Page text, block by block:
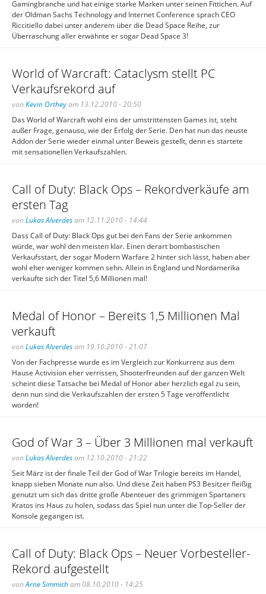
Gamingbranche und hat einige starke Marken unter seinen Fittichen. Auf
der Oldman Sachs Technology and Internet Conference sprach CEO
Riccitiello dabei unter anderem über die Dead Space Reihe, zur
Überraschung aller erwähnte er sogar Dead Space 3!
World of Warcraft: Cataclysm stellt PC
Verkaufsrekord auf
von Kevin Ortheyam 13.12.2010 - 20:50
Das World of Warcraft wohl eins der umstrittensten Games ist, steht
außer Frage, genauso, wie der Erfolg der Serie. Den hat nun das neuste
Addon der Serie wieder einmal unter Beweis gestellt, denn es startete
mit sensationellen Verkaufszahlen.
Call of Duty: Black Ops – Rekordverkäufe am
ersten Tag
von Lukas Alverdesam 12.11.2010 - 14:44
Dass Call of Duty: Black Ops gut bei den Fans der Serie ankommen
würde, war wohl den meisten klar. Einen derart bombastischen
Verkaufsstart, der sogar Modern Warfare 2 hinter sich lässt, haben aber
wohl eher weniger kommen sehn. Allein in England und Nordamerika
verkaufte sich der Titel 5,6 Millionen mal!
Medal of Honor – Bereits 1,5 Millionen Mal
verkauft
von Lukas Alverdesam 19.10.2010 - 21:07
Von der Fachpresse wurde es im Vergleich zur Konkurrenz aus dem
Hause Activision eher verrissen, Shooterfreunden auf der ganzen Welt
scheint diese Tatsache bei Medal of Honor aber herzlich egal zu sein,
denn nun sind die Verkaufszahlen der ersten 5 Tage veröffentlicht
worden!
God of War 3 – Über 3 Millionen mal verkauft
von Lukas Alverdesam 12.10.2010 - 21:22
Seit März ist der finale Teil der God of War Trilogie bereits im Handel,
knapp sieben Monate nun also. Und diese Zeit haben PS3 Besitzer fleißig
genutzt um sich das dritte große Abenteuer des grimmigen Spartaners
Kratos ins Haus zu holen, sodass das Spiel nun unter die Top-Seller der
Konsole gegangen ist.
Call of Duty: Black Ops – Neuer Vorbesteller-
Rekord aufgestellt
vonArne Simmicham 08.10.2010 - 14:25